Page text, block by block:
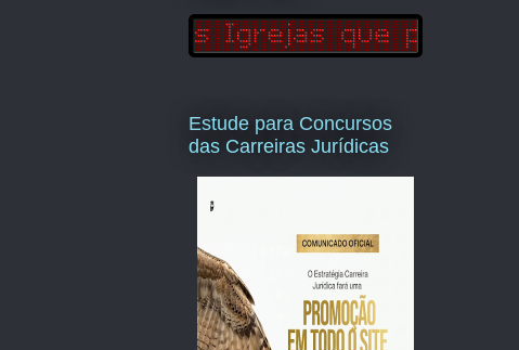
Estude para Concursos
das Carreiras Jurídicas